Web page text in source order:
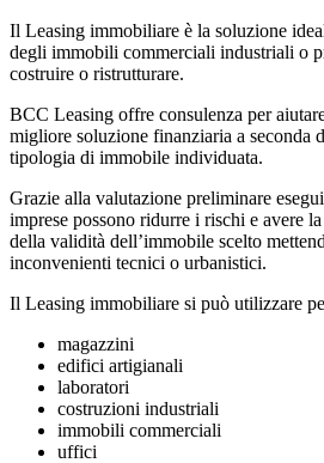
Il Leasing immobiliare è la soluzione
degli immobili commerciali industriali o
costruire o ristrutturare.
BCC Leasing offre consulenza per
migliore soluzione finanziaria a seconda
tipologia di immobile individuata.
Grazie alla valutazione preliminare
imprese possono ridurre i rischi e avere
della validità dell’immobile scelto
inconvenienti tecnici o urbanistici.
Il Leasing immobiliare si può utilizzare
magazzini
edifici artigianali
laboratori
costruzioni industriali
immobili commerciali
uffici